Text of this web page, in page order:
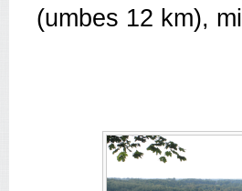
(umbes 12 km),